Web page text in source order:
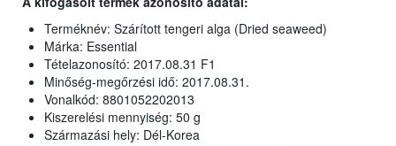
Terméknév: Szárított tengeri alga (Dried seaweed)
Márka: Essential
Tételazonosító: 2017.08.31 F1
Minőség-megőrzési idő: 2017.08.31.
Vonalkód: 8801052202013
Kiszerelési mennyiség: 50 g
Származási hely: Dél-Korea